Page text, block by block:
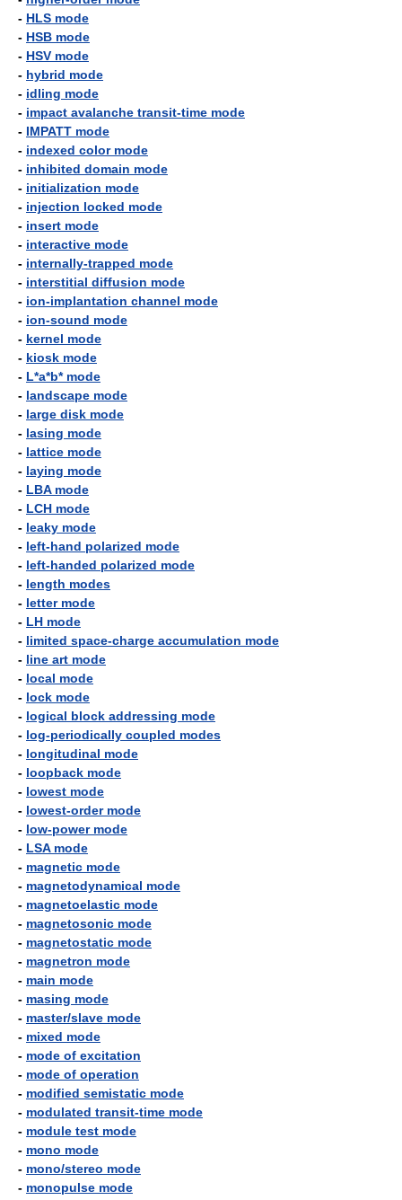
- HLS mode
- HSB mode
- HSV mode
- hybrid mode
- idling mode
- impact avalanche transit-time mode
- IMPATT mode
- indexed color mode
- inhibited domain mode
- initialization mode
- injection locked mode
- insert mode
- interactive mode
- internally-trapped mode
- interstitial diffusion mode
- ion-implantation channel mode
- ion-sound mode
- kernel mode
- kiosk mode
- L*a*b* mode
- landscape mode
- large disk mode
- lasing mode
- lattice mode
- laying mode
- LBA mode
- LCH mode
- leaky mode
- left-hand polarized mode
- left-handed polarized mode
- length modes
- letter mode
- LH mode
- limited space-charge accumulation mode
- line art mode
- local mode
- lock mode
- logical block addressing mode
- log-periodically coupled modes
- longitudinal mode
- loopback mode
- lowest mode
- lowest-order mode
- low-power mode
- LSA mode
- magnetic mode
- magnetodynamical mode
- magnetoelastic mode
- magnetosonic mode
- magnetostatic mode
- magnetron mode
- main mode
- masing mode
- master/slave mode
- mixed mode
- mode of excitation
- mode of operation
- modified semistatic mode
- modulated transit-time mode
- module test mode
- mono mode
- mono/stereo mode
- monopulse mode